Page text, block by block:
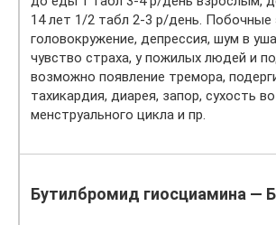
14 лет 1/2 табл 2-3 р/день.
головокружение, депрессия, шум в
чувство страха, у пожилых людей и
возможно появление тремора,
тахикардия, диарея, запор, сухость
менструального цикла и пр.
Бутилбромид гиосциамина —